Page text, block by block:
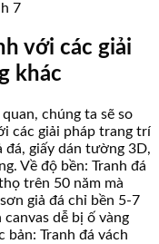
7
với các giải
khác
chúng ta sẽ so
các giải pháp trang trí
giấy dán tường 3D,
Về độ bền: Tranh đá
trên 50 năm mà
giả đá chỉ bền 5-7
dễ bị ố vàng
Tranh đá vách